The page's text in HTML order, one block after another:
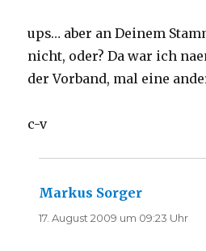
ups… aber an Deinem
nicht, oder? Da war ich
der Vorband, mal eine
c-v
Markus Sorger
17. August 2009 um 09:23 Uhr